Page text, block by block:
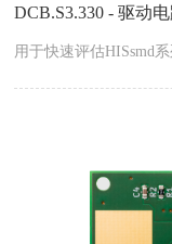
DCB.S3.330 - 驱动
用于快速评估HISsmd